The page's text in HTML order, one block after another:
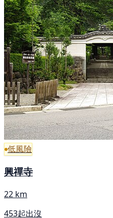
低風險
興禪寺
22 km
453起出沒